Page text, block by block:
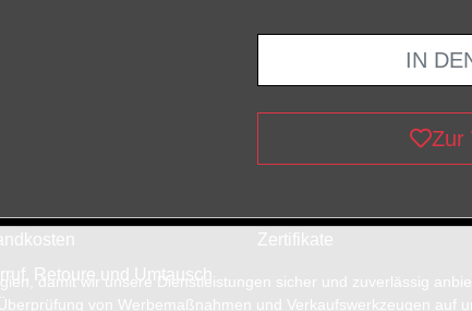
IN
Zur
Retoure und Umtausch
Zertifikate
damit wir unsere Dienstleistungen sicher und zuverlässig
von Werbemaßnahmen und Verkaufswerkzeugen auf